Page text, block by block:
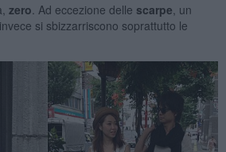
zero . Ad eccezione delle scarpe , un
si sbizzarriscono soprattutto le